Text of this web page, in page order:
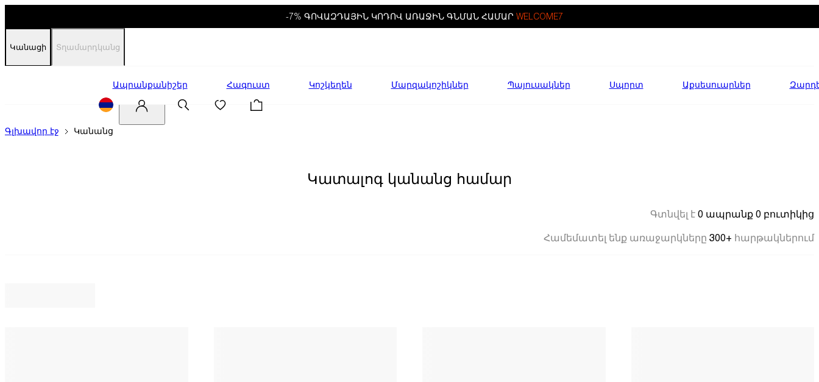
-7% ԳՈՎԱԶԴԱՅԻՆ ԿՈԴՈՎ ԱՌԱՋԻՆ ԳՆՄԱՆ ՀԱՄԱՐ WELCOME7
Կանացի Տղամարդկանց
Ապրանքանիշեր Հագուստ Կոշկեղեն Մարզակոշիկներ Պայուսակներ Սպորտ Աքսեսուարներ
Գլխավոր էջ Կանանց
Կատալոգ կանանց համար
Գտնվել է 0 ապրանք 0 բուտիկից
Համեմատել ենք առաջարկները 300+ հարթակներում